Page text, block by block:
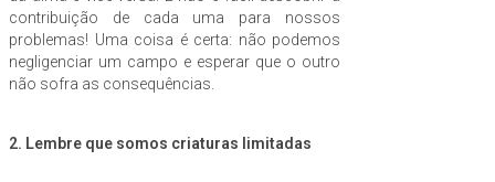
contribuição de cada uma para nossos
problemas! Uma coisa é certa: não podemos
negligenciar um campo e esperar que o outro
não sofra as consequências.
2. Lembre que somos criaturas limitadas